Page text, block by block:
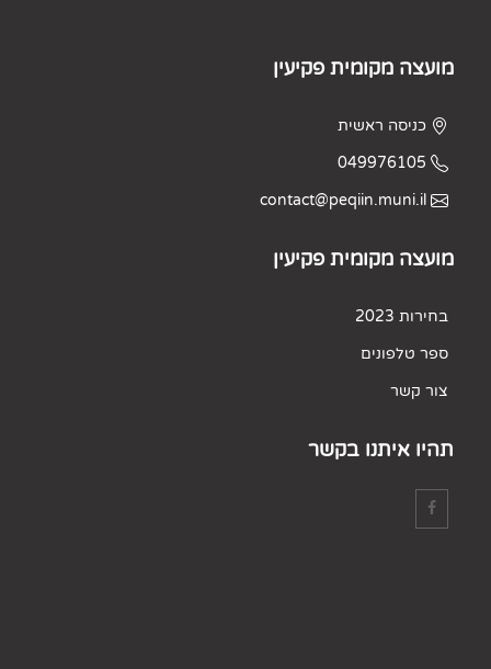
מועצה מקומית פקיעין
כניסה ראשית
049976105
contact@peqiin.muni.il
מועצה מקומית פקיעין
בחירות 2023
ספר טלפונים
צור קשר
תהיו איתנו בקשר